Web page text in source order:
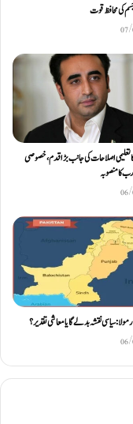
کی محافظ قوت
اصلاحات کی جانب بڑا قدم، خصوصی
سیاسی نقشہ بدلے گا یا معاشی تقدیر؟